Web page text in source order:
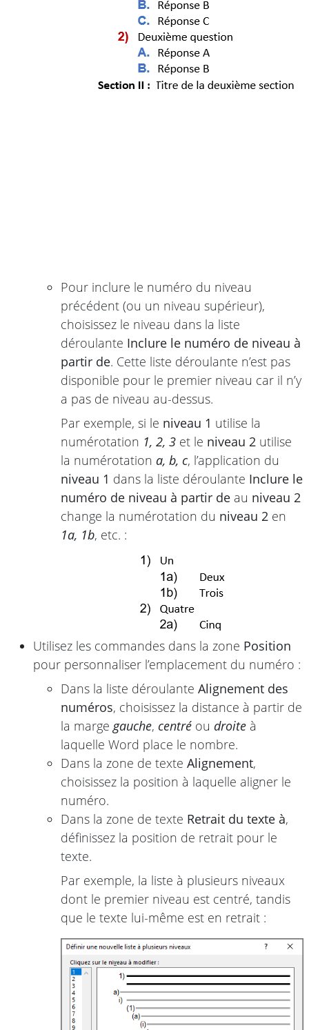
Pour inclure le numéro du niveau
précédent (ou un niveau supérieur),
choisissez le niveau dans la liste
déroulante Inclure le numéro de niveau à
partir de. Cette liste déroulante n’est pas
disponible pour le premier niveau car il n’y
a pas de niveau au-dessus.
Par exemple, si le niveau 1 utilise la
numérotation 1, 2, 3 et le niveau 2 utilise
la numérotation a, b, c, l’application du
niveau 1 dans la liste déroulante Inclure le
numéro de niveau à partir de au niveau 2
change la numérotation du niveau 2 en
1a, 1b, etc. :
Utilisez les commandes dans la zone Position
pour personnaliser l’emplacement du numéro :
Dans la liste déroulante Alignement des
numéros, choisissez la distance à partir de
la margegauche, centré ou droite à
laquelle Word place le nombre.
Dans la zone de texte Alignement,
choisissez la position à laquelle aligner le
numéro.
Dans la zone de texte Retrait du texte à,
définissez la position de retrait pour le
texte.
Par exemple, la liste à plusieurs niveaux
dont le premier niveau est centré, tandis
que le texte lui-même est en retrait :